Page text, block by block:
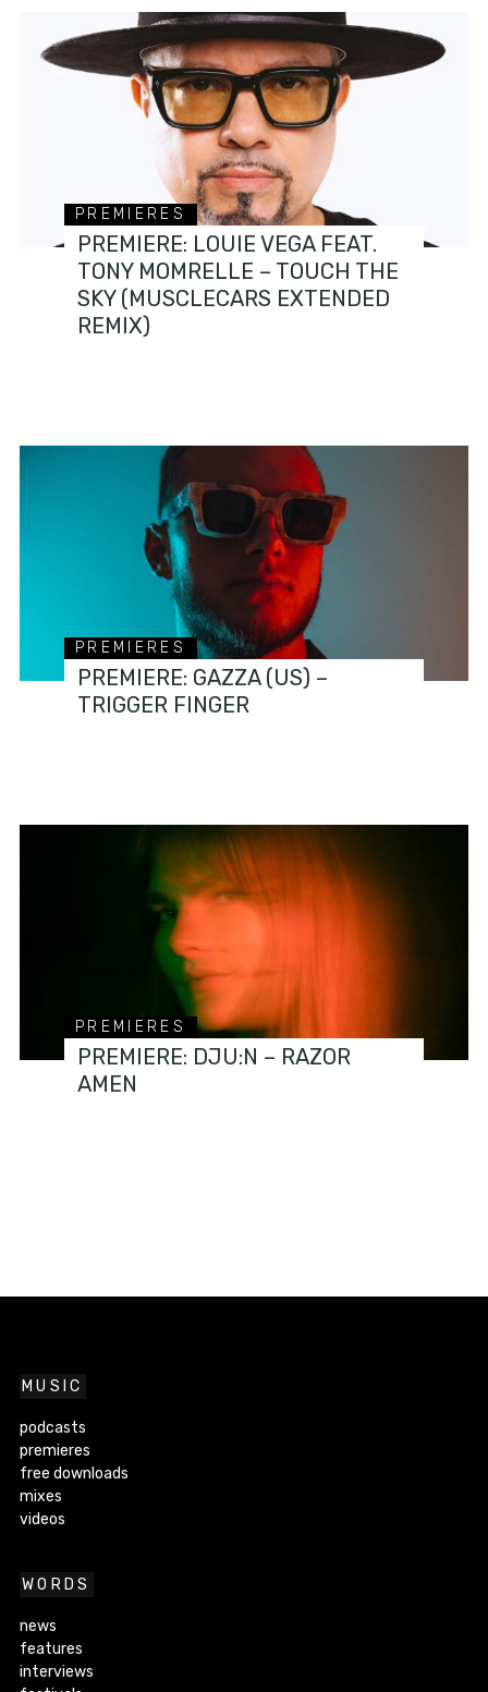
PREMIERES
PREMIERE: LOUIE VEGA FEAT.
TONY MOMRELLE – TOUCH THE
SKY (MUSCLECARS EXTENDED
REMIX)
PREMIERES
PREMIERE: GAZZA (US) –
TRIGGER FINGER
PREMIERES
PREMIERE: DJU:N – RAZOR
AMEN
MUSIC
podcasts
premieres
free downloads
mixes
videos
WORDS
news
features
interviews